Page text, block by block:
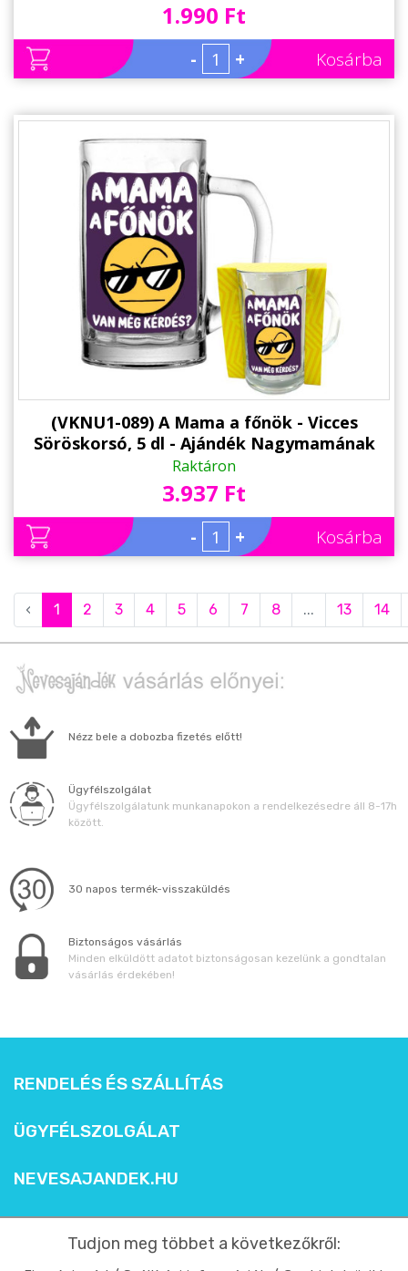
1.990 Ft
- + Kosárba
(VKNU1-089) A Mama a főnök - Vicces
Söröskorsó, 5 dl - Ajándék Nagymamának
Raktáron
3.937 Ft
- + Kosárba
‹ 1 2 3 4 5 6 7 8 ... 13 14
Nézz bele a dobozba fizetés előtt!
Ügyfélszolgálat
Ügyfélszolgálatunk munkanapokon a rendelkezésedre áll 8-17h
között.
30 napos termék-visszaküldés
Biztonságos vásárlás
Minden elküldött adatot biztonságosan kezelünk a gondtalan
vásárlás érdekében!
RENDELÉS ÉS SZÁLLÍTÁS
ÜGYFÉLSZOLGÁLAT
NEVESAJANDEK.HU
Tudjon meg többet a következőkről: